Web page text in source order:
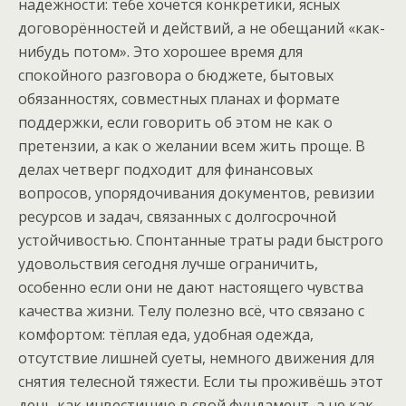
надёжности: тебе хочется конкретики, ясных
договорённостей и действий, а не обещаний «как-
нибудь потом». Это хорошее время для
спокойного разговора о бюджете, бытовых
обязанностях, совместных планах и формате
поддержки, если говорить об этом не как о
претензии, а как о желании всем жить проще. В
делах четверг подходит для финансовых
вопросов, упорядочивания документов, ревизии
ресурсов и задач, связанных с долгосрочной
устойчивостью. Спонтанные траты ради быстрого
удовольствия сегодня лучше ограничить,
особенно если они не дают настоящего чувства
качества жизни. Телу полезно всё, что связано с
комфортом: тёплая еда, удобная одежда,
отсутствие лишней суеты, немного движения для
снятия телесной тяжести. Если ты проживёшь этот